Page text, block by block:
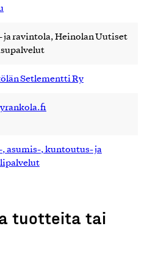
ja ravintola, Heinolan Uutiset
Setlementti Ry
asumis-, kuntoutus- ja
tuotteita tai